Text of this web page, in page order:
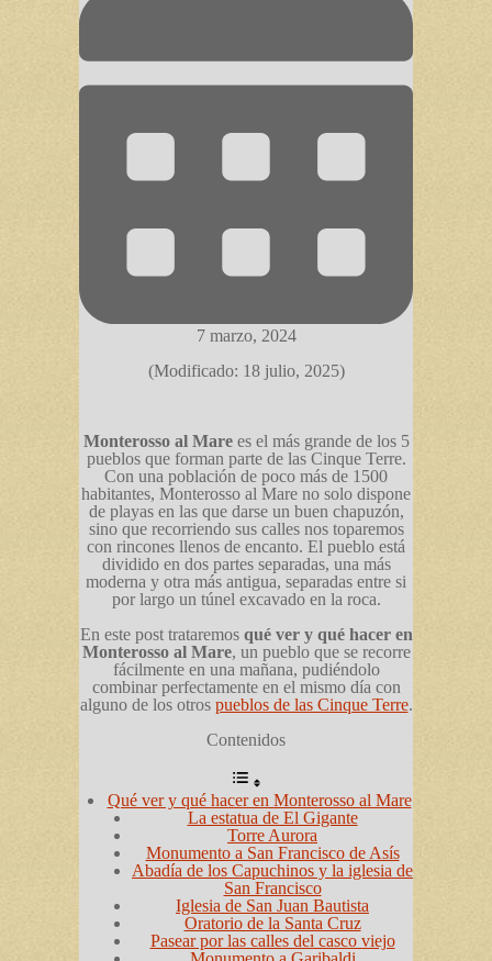
7 marzo, 2024
(Modificado: 18 julio, 2025)
Monterosso al Marees el más grande de los 5
pueblos que forman parte de las Cinque Terre.
Con una población de poco más de 1500
habitantes, Monterosso al Mare no solo dispone
de playas en las que darse un buen chapuzón,
sino que recorriendo sus calles nos toparemos
con rincones llenos de encanto. El pueblo está
dividido en dos partes separadas, una más
moderna y otra más antigua, separadas entre si
por largo un túnel excavado en la roca.
En este post trataremos qué ver y qué hacer en
Monterosso al Mare, un pueblo que se recorre
fácilmente en una mañana, pudiéndolo
combinar perfectamente en el mismo día con
alguno de los otros pueblos de las Cinque Terre.
Contenidos
Qué ver y qué hacer en Monterosso al Mare
La estatua de El Gigante
Torre Aurora
Monumento a San Francisco de Asís
Abadía de los Capuchinos y la iglesia de
San Francisco
Iglesia de San Juan Bautista
Oratorio de la Santa Cruz
Pasear por las calles del casco viejo